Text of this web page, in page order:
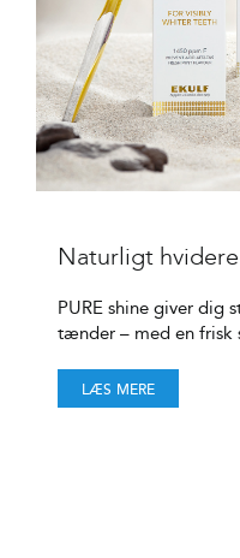
Naturligt
PURE shine giver dig
tænder – med en frisk
LÆS MERE